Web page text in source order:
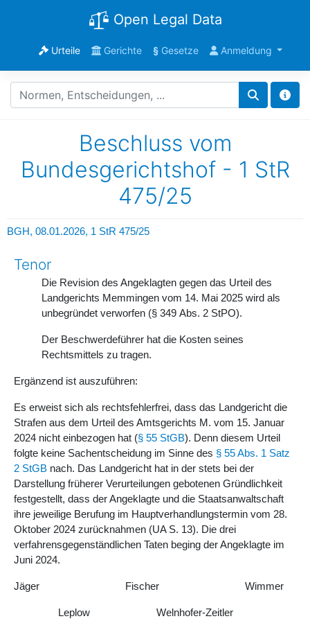
Open Legal Data
Urteile Gerichte §Gesetze Anmeldung
Beschluss vom
Bundesgerichtshof - 1 StR
475/25
BGH, 08.01.2026, 1 StR 475/25
Tenor
Die Revision des Angeklagten gegen das Urteil des
Landgerichts Memmingen vom 14. Mai 2025 wird als
unbegründet verworfen (§ 349 Abs. 2 StPO).
Der Beschwerdeführer hat die Kosten seines
Rechtsmittels zu tragen.
Ergänzend ist auszuführen:
Es erweist sich als rechtsfehlerfrei, dass das Landgericht die
Strafen aus dem Urteil des Amtsgerichts M. vom 15. Januar
2024 nicht einbezogen hat (§ 55 StGB). Denn diesem Urteil
folgte keine Sachentscheidung im Sinne des § 55 Abs. 1 Satz
2 StGB nach. Das Landgericht hat in der stets bei der
Darstellung früherer Verurteilungen gebotenen Gründlichkeit
festgestellt, dass der Angeklagte und die Staatsanwaltschaft
ihre jeweilige Berufung im Hauptverhandlungstermin vom 28.
Oktober 2024 zurücknahmen (UA S. 13). Die drei
verfahrensgegenständlichen Taten beging der Angeklagte im
Juni 2024.
Jäger Fischer Wimmer
Leplow Welnhofer-Zeitler